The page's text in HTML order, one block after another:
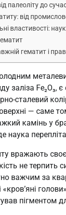
палеоліту до
від
властивості:
гематит і
заліза Fe₂O₃,
сталевий
— саме
камінь у
наука
вражають
не терпить
важчим за
«кров’яні
пігментом